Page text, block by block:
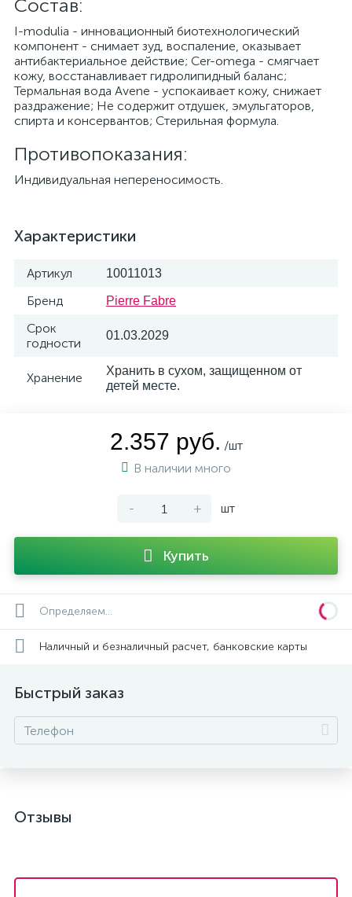
Cостав:
I-modulia - инновационный биотехнологический
компонент - снимает зуд, воспаление, оказывает
антибактериальное действие; Cer-omega - смягчает
кожу, восстанавливает гидролипидный баланс;
Термальная вода Avene - успокаивает кожу, снижает
раздражение; Не содержит отдушек, эмульгаторов,
спирта и консервантов; Стерильная формула.
Противопоказания:
Индивидуальная непереносимость.
Характеристики
Артикул 10011013
Бренд Pierre Fabre
Срок
годности
01.03.2029
Хранение
Хранить в сухом, защищенном от
детей месте.
2.357 руб. /шт
В наличии много
- + шт
Купить
Определяем...
Наличный и безналичный расчет, банковские карты
Быстрый заказ
Отзывы